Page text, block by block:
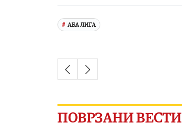
АБА ЛИГА
ПОВРЗАНИ ВЕСТИ